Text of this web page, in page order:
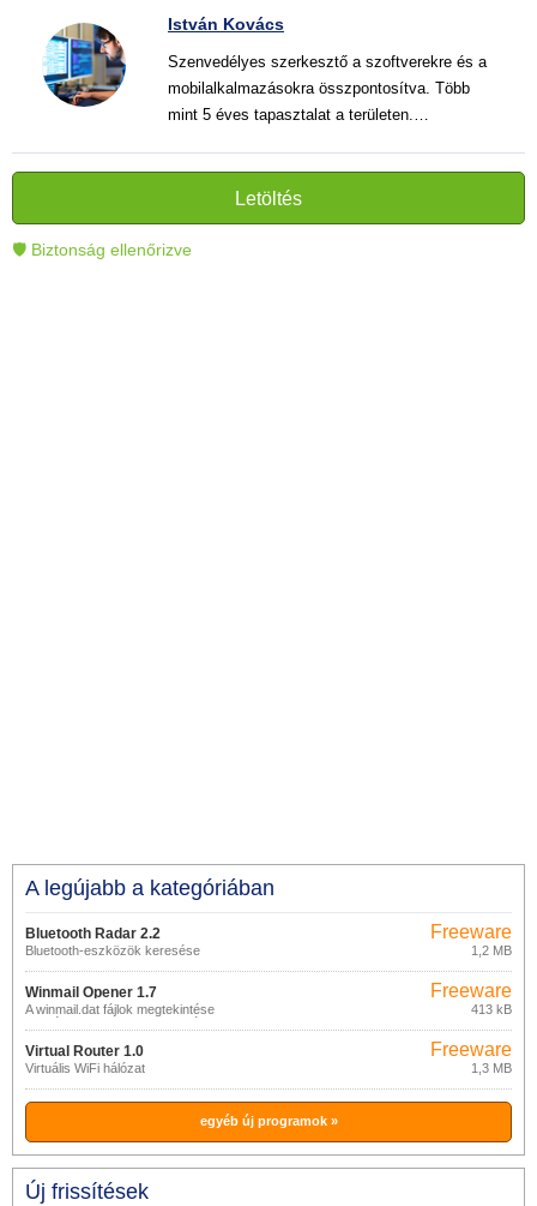
István Kovács
Szenvedélyes szerkesztő a szoftverekre és a
mobilalkalmazásokra összpontosítva. Több
mint 5 éves tapasztalat a területen.
és informatív szövegek alkotója, amelyek
segítik az olvasókat a modern technológia jobb
megértésében és használatában.
Letöltés
🛡 Biztonság ellenőrizve
A legújabb a kategóriában
Bluetooth Radar 2.2
Bluetooth-eszközök keresése
Freeware
1,2 MB
Winmail Opener 1.7
A winmail.dat fájlok megtekintése
(mellékletek az MS Outlookból)
Freeware
413 kB
Virtual Router 1.0
Virtuális WiFi hálózat
Freeware
1,3 MB
egyéb új programok »
Új frissítések